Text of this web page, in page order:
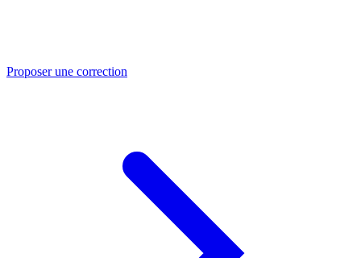
Proposer une correction